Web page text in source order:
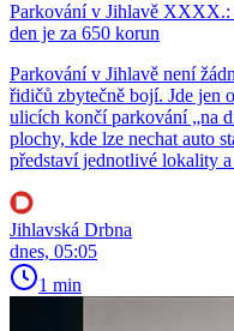
Parkování v Jihlavě XXXX.:
den je za 650 korun
Parkování v Jihlavě není
řidičů zbytečně bojí. Jde jen
ulicích končí parkování „na
plochy, kde lze nechat auto
představí jednotlivé lokality
Jihlavská Drbna
dnes, 05:05
1 min